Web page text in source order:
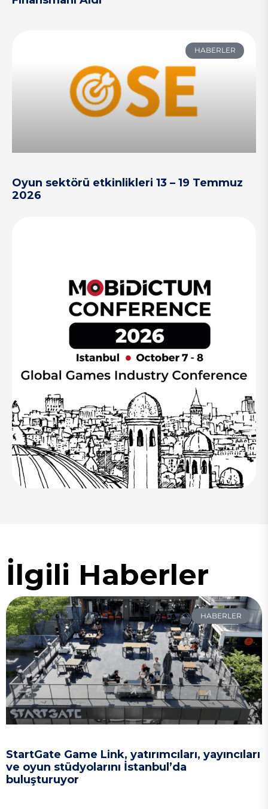
HABERLER
Oyun sektörü etkinlikleri 13 – 19 Temmuz
2026
İlgili Haberler
HABERLER
StartGate Game Link, yatırımcıları, yayıncıları
ve oyun stüdyolarını İstanbul’da
buluşturuyor